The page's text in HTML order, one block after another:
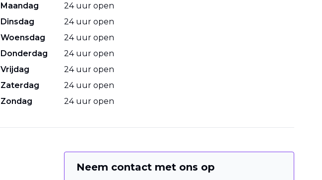
Maandag
24 uur open
Dinsdag
24 uur open
Woensdag
24 uur open
Donderdag
24 uur open
Vrijdag
24 uur open
Zaterdag
24 uur open
Zondag
24 uur open
Neem contact met ons op